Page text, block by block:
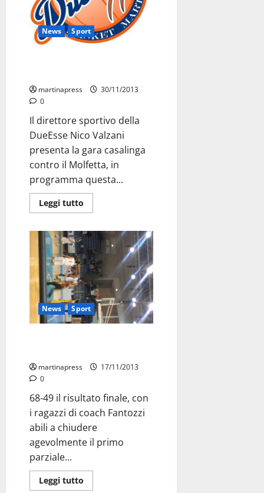
News Sport
martinapress
30/11/2013
0
Il direttore sportivo della
DueEsse Nico Valzani
presenta la gara casalinga
contro il Molfetta, in
programma questa...
Leggi tutto
News Sport
martinapress
17/11/2013
0
68-49 il risultato finale, con
i ragazzi di coach Fantozzi
abili a chiudere
agevolmente il primo
parziale...
Leggi tutto